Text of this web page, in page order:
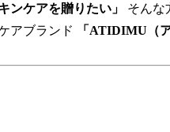
ンケアを贈りたい」
そんな
アブランド
「ATIDIMU（